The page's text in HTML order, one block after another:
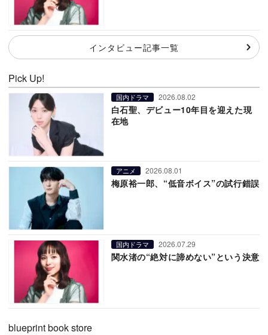
インタビュー記事一覧
Pick Up!
国内ドラマ 2026.08.02
白石聖、デビュー10年目を迎えた現
在地
アニメ 2026.08.01
梅原裕一郎、“低音ボイス”の試行錯誤
国内ドラマ 2026.07.29
関水渚の“絶対に諦めない”という決意
blueprint book store